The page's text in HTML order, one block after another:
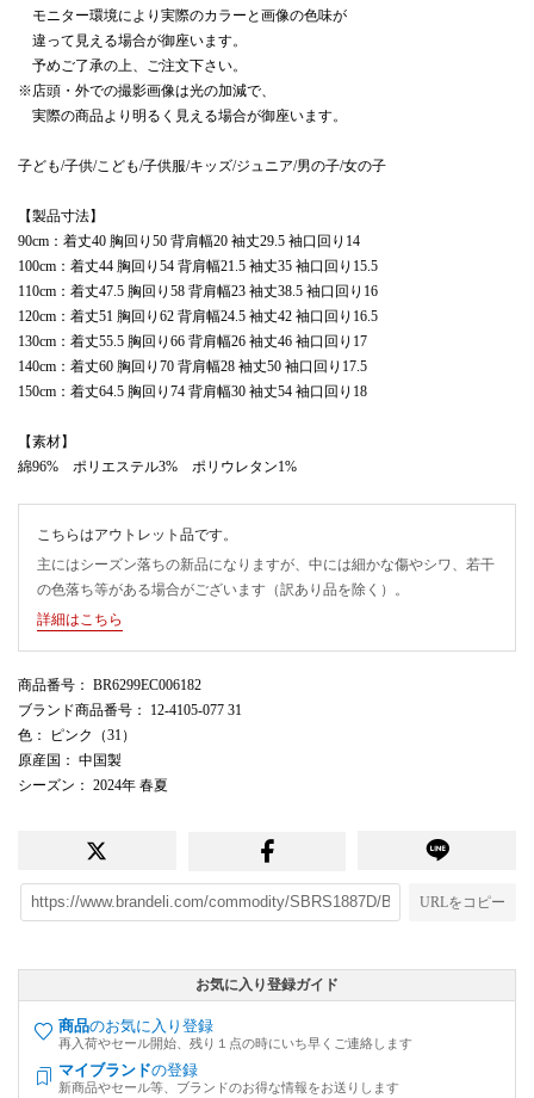
モニター環境により実際のカラーと画像の色味が
違って見える場合が御座います。
予めご了承の上、ご注文下さい。
※店頭・外での撮影画像は光の加減で、
実際の商品より明るく見える場合が御座います。
子ども/子供/こども/子供服/キッズ/ジュニア/男の子/女の子
【製品寸法】
90cm：着丈40 胸回り50 背肩幅20 袖丈29.5 袖口回り14
100cm：着丈44 胸回り54 背肩幅21.5 袖丈35 袖口回り15.5
110cm：着丈47.5 胸回り58 背肩幅23 袖丈38.5 袖口回り16
120cm：着丈51 胸回り62 背肩幅24.5 袖丈42 袖口回り16.5
130cm：着丈55.5 胸回り66 背肩幅26 袖丈46 袖口回り17
140cm：着丈60 胸回り70 背肩幅28 袖丈50 袖口回り17.5
150cm：着丈64.5 胸回り74 背肩幅30 袖丈54 袖口回り18
【素材】
綿96% ポリエステル3% ポリウレタン1%
こちらはアウトレット品です。
主にはシーズン落ちの新品になりますが、中には細かな傷やシワ、若干
の色落ち等がある場合がございます（訳あり品を除く）。
詳細はこちら
商品番号 ： BR6299EC006182
ブランド商品番号 ： 12-4105-077 31
色 ： ピンク（31）
原産国 ： 中国製
シーズン ： 2024年 春夏
URLをコピー
お気に入り登録ガイド
商品のお気に入り登録
再入荷やセール開始、残り１点の時にいち早くご連絡します
マイブランドの登録
新商品やセール等、ブランドのお得な情報をお送りします